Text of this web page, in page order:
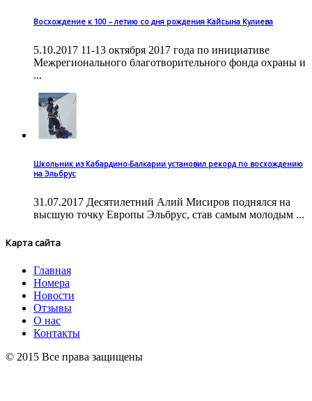
Восхождение к 100 – летию со дня рождения Кайсына Кулиева
5.10.2017 11-13 октября 2017 года по инициативе
Межрегионального благотворительного фонда охраны и
...
Школьник из Кабардино-Балкарии установил рекорд по восхождению
на Эльбрус
31.07.2017 Десятилетний Алий Мисиров поднялся на
высшую точку Европы Эльбрус, став самым молодым ...
Карта сайта
Главная
Номера
Новости
Отзывы
О нас
Контакты
© 2015 Все права защищены